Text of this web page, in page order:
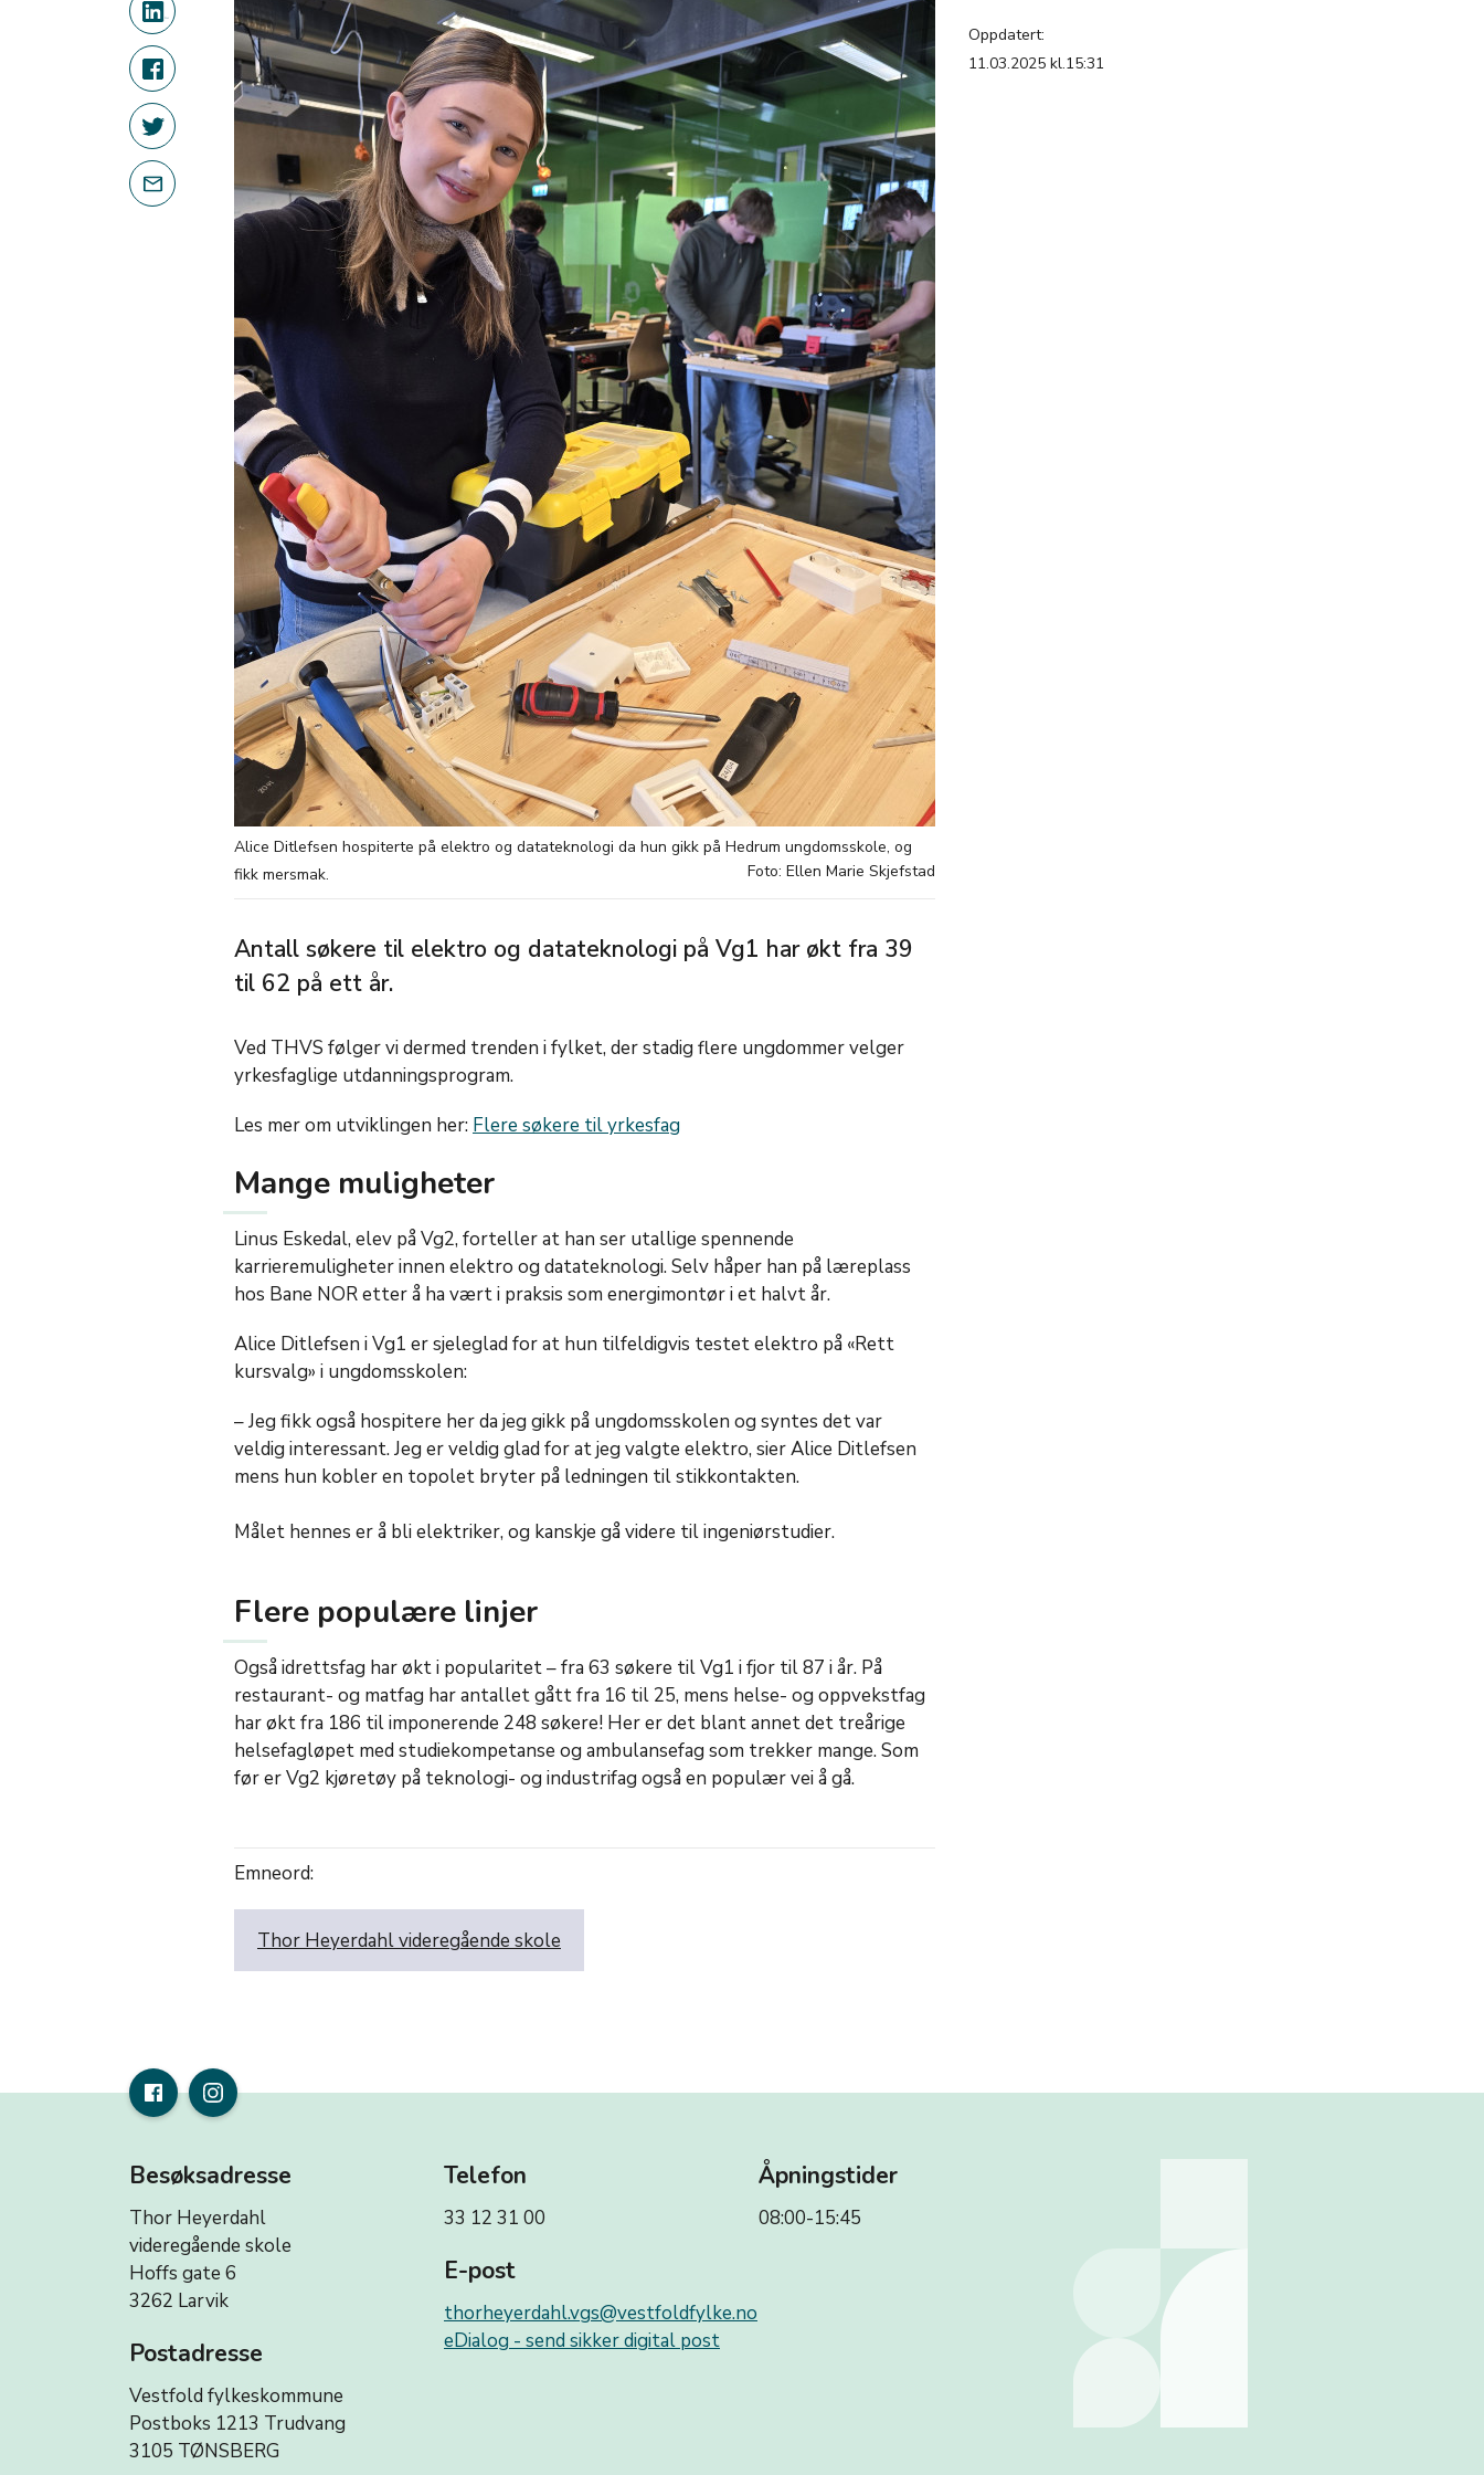
Alice Ditlefsen hospiterte på elektro og datateknologi da hun gikk på Hedrum ungdomsskole, og
fikk mersmak.
Foto: Ellen Marie Skjefstad
Oppdatert:
11.03.2025 kl.15:31
Antall søkere til elektro og datateknologi på Vg1 har økt fra 39
til 62 på ett år.
Ved THVS følger vi dermed trenden i fylket, der stadig flere ungdommer velger
yrkesfaglige utdanningsprogram.
Les mer om utviklingen her: Flere søkere til yrkesfag
Mange muligheter
Linus Eskedal, elev på Vg2, forteller at han ser utallige spennende
karrieremuligheter innen elektro og datateknologi. Selv håper han på læreplass
hos Bane NOR etter å ha vært i praksis som energimontør i et halvt år.
Alice Ditlefsen i Vg1 er sjeleglad for at hun tilfeldigvis testet elektro på «Rett
kursvalg» i ungdomsskolen:
– Jeg fikk også hospitere her da jeg gikk på ungdomsskolen og syntes det var
veldig interessant. Jeg er veldig glad for at jeg valgte elektro, sier Alice Ditlefsen
mens hun kobler en topolet bryter på ledningen til stikkontakten.
Målet hennes er å bli elektriker, og kanskje gå videre til ingeniørstudier.
Flere populære linjer
Også idrettsfag har økt i popularitet – fra 63 søkere til Vg1 i fjor til 87 i år. På
restaurant- og matfag har antallet gått fra 16 til 25, mens helse- og oppvekstfag
har økt fra 186 til imponerende 248 søkere! Her er det blant annet det treårige
helsefagløpet med studiekompetanse og ambulansefag som trekker mange. Som
før er Vg2 kjøretøy på teknologi- og industrifag også en populær vei å gå.
Emneord:
Thor Heyerdahl videregående skole
Besøksadresse
Thor Heyerdahl
videregående skole
Hoffs gate 6
3262 Larvik
Postadresse
Vestfold fylkeskommune
Postboks 1213 Trudvang
3105 TØNSBERG
Telefon
33 12 31 00
E-post
thorheyerdahl.vgs@vestfoldfylke.no
eDialog - send sikker digital post
Åpningstider
08:00-15:45